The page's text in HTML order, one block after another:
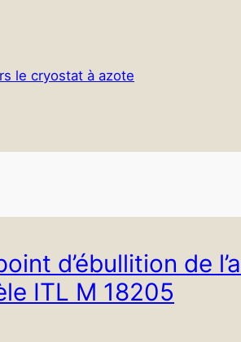
le cryostat à azote
d’ébullition de
ITL M 18205